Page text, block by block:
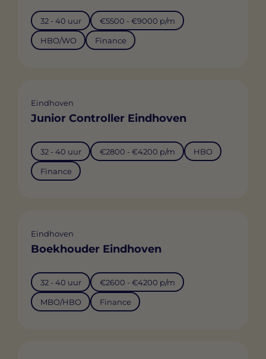
32 - 40 uur €5500 - €9000 p/m
HBO/WO Finance
Eindhoven
Junior Controller Eindhoven
32 - 40 uur €2800 - €4200 p/m HBO
Finance
Eindhoven
Boekhouder Eindhoven
32 - 40 uur €2600 - €4200 p/m
MBO/HBO Finance